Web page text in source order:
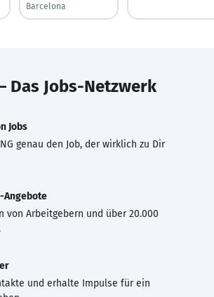
Barcelona
Das Jobs-Netzwerk
Jobs
genau den Job, der wirklich zu Dir
Angebote
von Arbeitgebern und über 20.000
und erhalte Impulse für ein